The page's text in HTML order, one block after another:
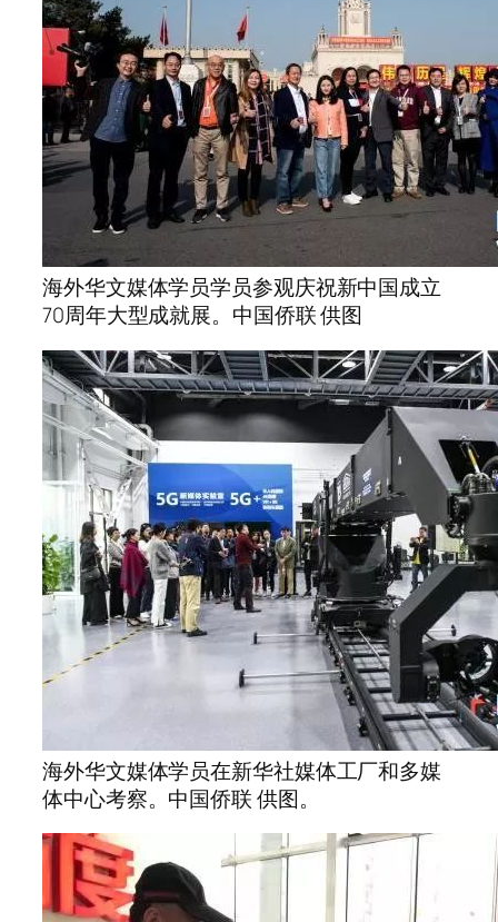
海外华文媒体学员学员参观庆祝新中国成立
70周年大型成就展。中国侨联 供图
海外华文媒体学员在新华社媒体工厂和多媒
体中心考察。中国侨联 供图。